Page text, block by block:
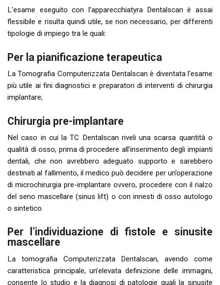
L’esame eseguito con l’apparecchiatyra Dentalscan è assai
flessibile e risulta quindi utile, se non necessario, per differenti
tipologie di impiego tra le quali:
Per la pianificazione terapeutica
La Tomografia Computerizzata Dentalscan è diventata l’esame
più utile ai fini diagnostici e preparatori di interventi di chirurgia
implantare;
Chirurgia pre-implantare
Nel caso in cui la TC Dentalscan riveli una scarsa quantità o
qualità di osso, prima di procedere all’inserimento degli impianti
dentali, che non avrebbero adeguato supporto e sarebbero
destinati al fallimento, il medico può decidere per un’operazione
di microchirurgia pre-implantare ovvero, procedere con il rialzo
del seno mascellare (sinus lift) o con innesti di osso autologo
o sintetico.
Per l’individuazione di fistole e sinusite
mascellare
La tomografia Computerizzata Dentalscan, avendo come
caratteristica principale, un’elevata definizione delle immagini,
consente lo studio e la diagnosi di patologie quali la sinusite